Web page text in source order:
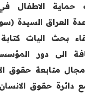
‏الاطفال
العراق السيدة
بحث اليات
الى دور
متابعة ‏حقوق ا
دائرة حقوق الانسان